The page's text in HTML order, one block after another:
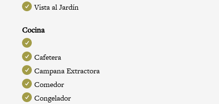
Vista al Jardín
Cocina
Cafetera
Campana Extractora
Comedor
Congelador